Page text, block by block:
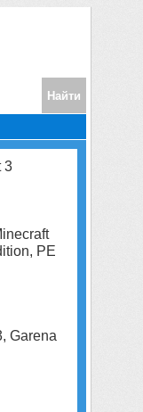
3
PE
Garena